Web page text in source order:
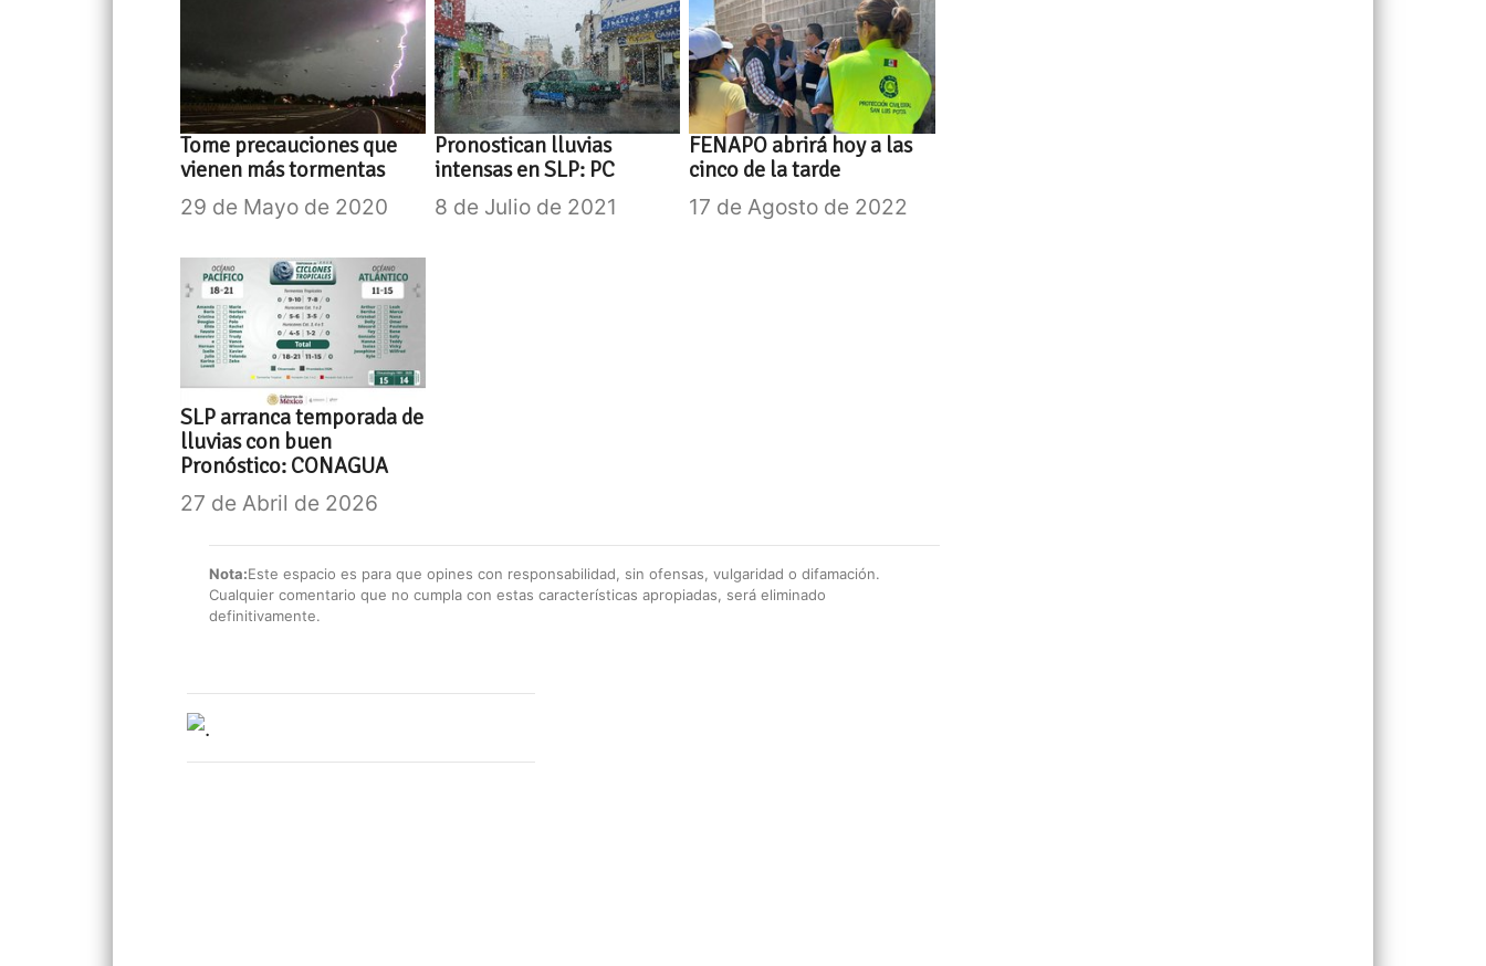
Tome precauciones que
vienen más tormentas
29 de Mayo de 2020
Pronostican lluvias
intensas en SLP: PC
8 de Julio de 2021
FENAPO abrirá hoy a las
cinco de la tarde
17 de Agosto de 2022
SLP arranca temporada de
lluvias con buen
Pronóstico: CONAGUA
27 de Abril de 2026
Nota:Este espacio es para que opines con responsabilidad, sin ofensas, vulgaridad o difamación.
Cualquier comentario que no cumpla con estas características apropiadas, será eliminado
definitivamente.